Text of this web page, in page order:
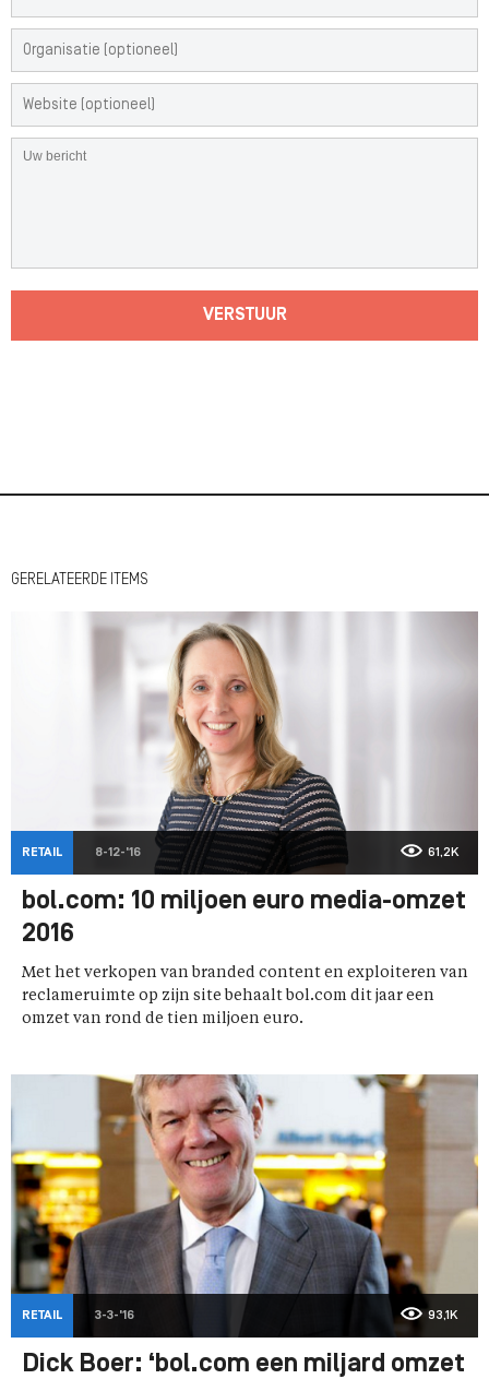
VERSTUUR
GERELATEERDE ITEMS
RETAIL 8-12-'16 61,2K
bol.com: 10 miljoen euro media-omzet
2016
Met het verkopen van branded content en exploiteren van
reclameruimte op zijn site behaalt bol.com dit jaar een
omzet van rond de tien miljoen euro.
RETAIL 3-3-'16 93,1K
Dick Boer: ‘bol.com een miljard omzet